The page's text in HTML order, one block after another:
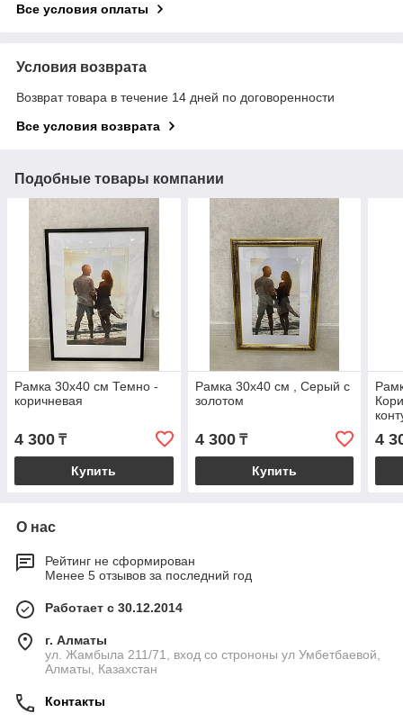
Все условия оплаты
Условия возврата
Возврат товара в течение 14 дней по договоренности
Все условия возврата
Подобные товары компании
Рамка 30х40 см Темно -
коричневая
4 300 ₸
Купить
Рамка 30х40 см , Серый с
золотом
4 300₸
Купить
4
О нас
Рейтинг не сформирован
Менее 5 отзывов за последний год
Работает с 30.12.2014
г. Алматы
ул. Жамбыла 211/71, вход со строноны ул Умбетбаевой,
Алматы, Казахстан
Контакты